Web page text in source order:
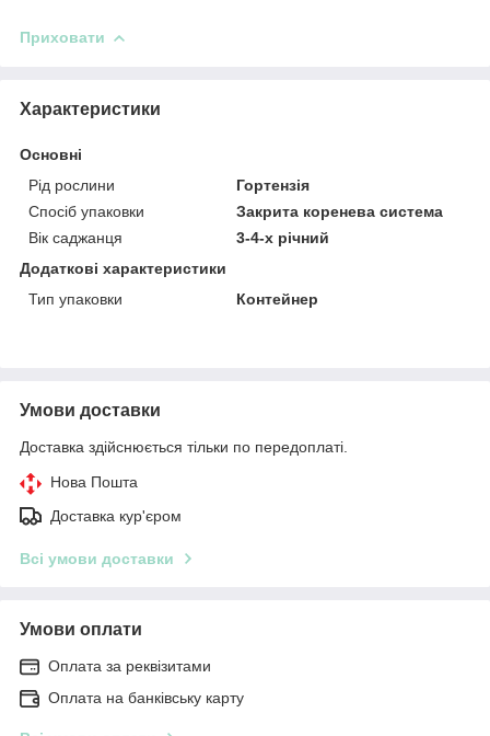
Приховати
Характеристики
Основні
Рід рослини
Гортензія
Спосіб упаковки
Закрита коренева система
Вік саджанця
3-4-х річний
Додаткові характеристики
Тип упаковки
Контейнер
Умови доставки
Доставка здійснюється тільки по передоплаті.
Нова Пошта
Доставка кур'єром
Всі умови доставки
Умови оплати
Оплата за реквізитами
Оплата на банківську карту